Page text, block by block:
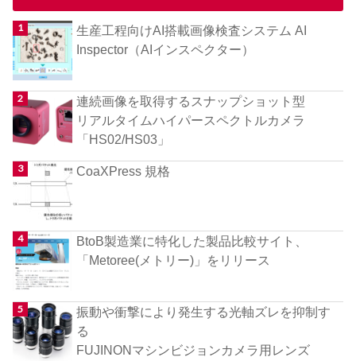
生産工程向けAI搭載画像検査システム AI
Inspector（AIインスペクター）
連続画像を取得するスナップショット型
リアルタイムハイパースペクトルカメラ
「HS02/HS03」
CoaXPress 規格
BtoB製造業に特化した製品比較サイト、
「Metoree(メトリー)」をリリース
振動や衝撃により発生する光軸ズレを抑制す
る
FUJINONマシンビジョンカメラ用レンズ